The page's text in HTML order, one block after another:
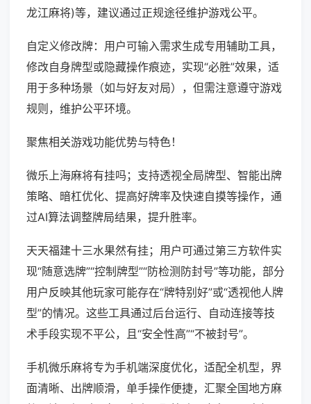
龙江麻将)等，建议通过正规途径维护游戏公平。
自定义修改牌：用户可输入需求生成专用辅助工具，
修改自身牌型或隐藏操作痕迹，实现“必胜”效果，适
用于多种场景（如与好友对局），但需注意遵守游戏
规则，维护公平环境。
聚焦相关游戏功能优势与特色！
微乐上海麻将有挂吗；支持透视全局牌型、智能出牌
策略、暗杠优化、提高好牌率及快速自摸等操作，通
过AI算法调整牌局结果，提升胜率。
天天福建十三水果然有挂；用户可通过第三方软件实
现“随意选牌”“控制牌型”“防检测防封号”等功能，部分
用户反映其他玩家可能存在“牌特别好”或“透视他人牌
型”的情况。这些工具通过后台运行、自动连接等技
术手段实现不平公，且“安全性高”“不被封号”。
手机微乐麻将专为手机端深度优化，适配全机型，界
面清晰、出牌顺滑，单手操作便捷，汇聚全国地方麻